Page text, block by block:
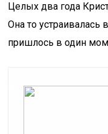
Целых два года
Она то устраивалась
пришлось в один